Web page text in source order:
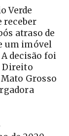
Verde
receber
atraso de
um imóvel
decisão foi
Direito
Grosso